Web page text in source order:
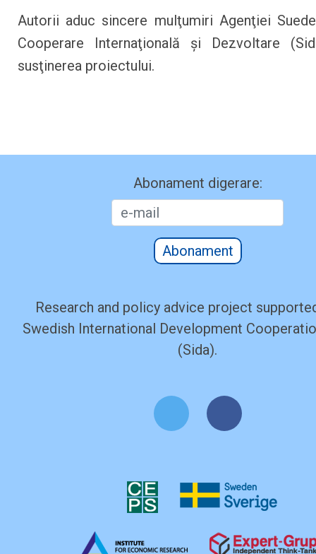
Autorii aduc sincere mulţumiri Agenţiei
Cooperare Internaţională și Dezvoltare
susţinerea proiectului.
Abonament digerare:
Abonament
Research and policy advice project
Swedish International Development
(Sida).